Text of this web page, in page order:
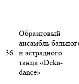
36
Образцовый
ансамбль
и эстрадного
танца «Deka-
dance»